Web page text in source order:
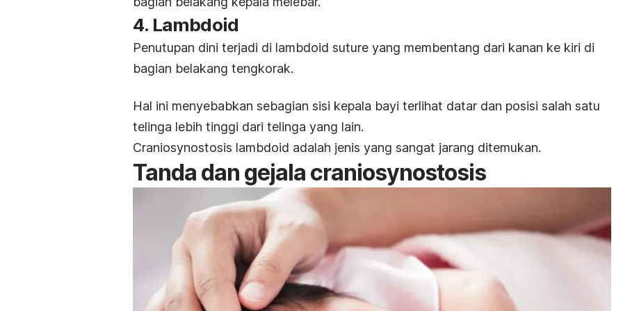
4. Lambdoid
Penutupan dini terjadi di lambdoid suture yang membentang dari kanan ke kiri di
bagian belakang tengkorak.
Hal ini menyebabkan sebagian sisi kepala bayi terlihat datar dan posisi salah satu
telinga lebih tinggi dari telinga yang lain.
Craniosynostosis lambdoid adalah jenis yang sangat jarang ditemukan.
Tanda dan gejala craniosynostosis